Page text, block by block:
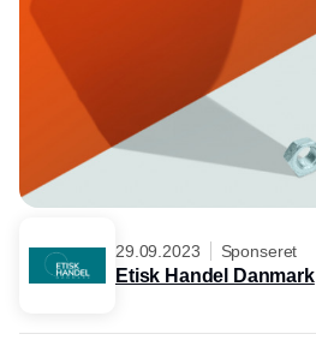
29.09.2023 Sponseret
Etisk Handel Danmark